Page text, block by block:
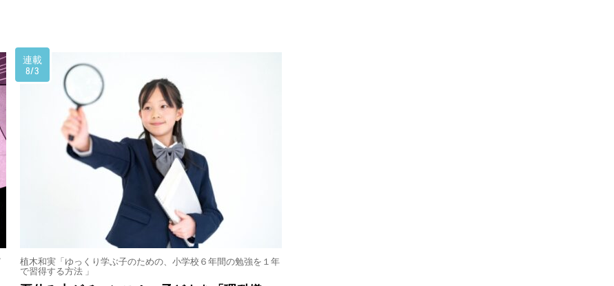
連載
8/3
植木和実「ゆっくり学ぶ子のための、小学校６年間の勉強を１年
で習得する方法 」